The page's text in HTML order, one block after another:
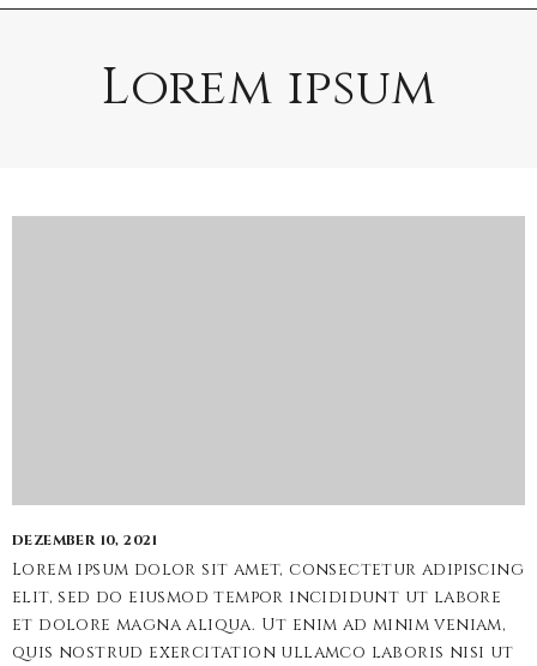
Lorem ipsum
DEZEMBER 10, 2021
Lorem ipsum dolor sit amet, consectetur adipiscing
elit, sed do eiusmod tempor incididunt ut labore
et dolore magna aliqua. Ut enim ad minim veniam,
quis nostrud exercitation ullamco laboris nisi ut